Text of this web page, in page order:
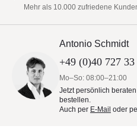
Mehr als 10.000 zufriedene
Antonio Schmidt
+49 (0)40 727
Mo–So: 08:00–21:00
Jetzt persönlich
bestellen.
Auch per E-Mail oder